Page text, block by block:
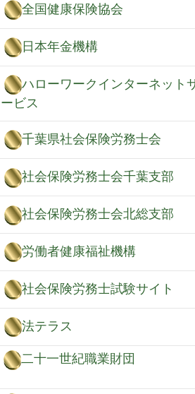
全国健康保険協会
日本年金機構
ハローワークインターネット
ービス
千葉県社会保険労務士会
社会保険労務士会千葉支部
社会保険労務士会北総支部
労働者健康福祉機構
社会保険労務士試験サイト
法テラス
二十一世紀職業財団